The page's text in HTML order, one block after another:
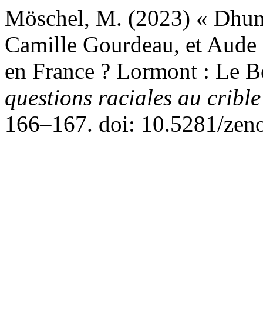
Möschel, M. (2023) «
Camille Gourdeau, et
en France ? Lormont : Le
questions raciales au
166–167. doi: 10.5281/